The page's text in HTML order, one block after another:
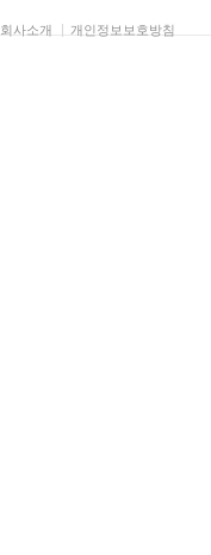
회사소개 개인정보보호방침